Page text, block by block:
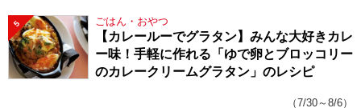
5 ごはん・おやつ
【カレールーでグラタン】みんな大好きカレ
ー味！手軽に作れる「ゆで卵とブロッコリー
のカレークリームグラタン」のレシピ
（7/30～8/6）